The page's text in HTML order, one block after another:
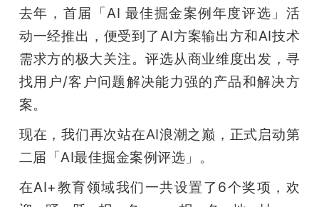
去年，首届「AI 最佳掘金案例年度评选」活
动一经推出，便受到了AI方案输出方和AI技术
需求方的极大关注。评选从商业维度出发，寻
找用户/客户问题解决能力强的产品和解决方
案。
现在，我们再次站在AI浪潮之巅，正式启动第
二届「AI最佳掘金案例评选」。
在AI+教育领域我们一共设置了6个奖项，欢